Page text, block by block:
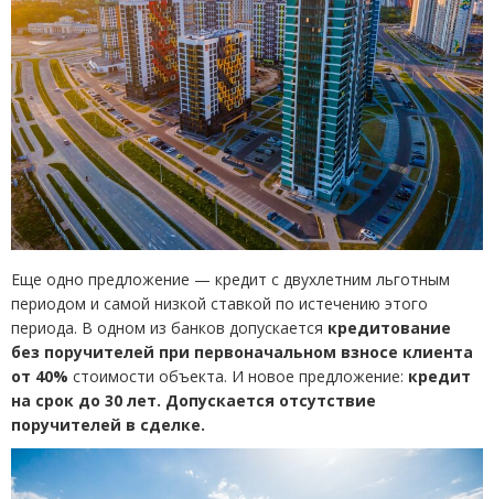
Еще одно предложение — кредит с двухлетним льготным
периодом и самой низкой ставкой по истечению этого
периода. В одном из банков допускается кредитование
без поручителей при первоначальном взносе клиента
от 40% стоимости объекта. И новое предложение: кредит
на срок до 30 лет. Допускается отсутствие
поручителей в сделке.